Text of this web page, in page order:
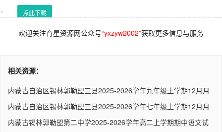
点此下载
欢迎关注育星资源网公众号“yxzyw2002”获取更多信息与服务
相关资源：
内蒙古自治区锡林郭勒盟三县2025-2026学年九年级上学期12月月
内蒙古自治区锡林郭勒盟三县2025-2026学年七年级上学期12月月
内蒙古锡林郭勒盟第二中学2025-2026学年高二上学期期中语文试